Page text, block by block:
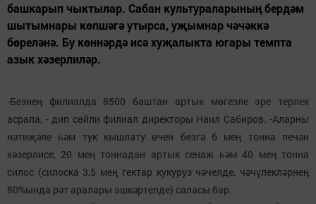
башкарып чыктылар. Сабан культураларының бердәм
шытымнары көпшәгә утырса, уҗымнар чәчәккә
бөреләнә. Бу көннәрдә исә хуҗалыкта югары темпта
азык хәзерлиләр.
-Безнең филиалда 8500 баштан артык мөгезле эре терлек
асрала, - дип сөйли филиал директоры Наил Сабиров. -Аларны
нәтиҗәле һәм тук кышлату өчен безгә 6 мең тонна печән
хәзерлисе, 20 мең тоннадан артык сенаж һәм 40 мең тонна
силос (силоска 3,5 мең гектар кукуруз чәчелде, чәчүлекләрнең
80%ында рәт аралары эшкәртелде) саласы бар.